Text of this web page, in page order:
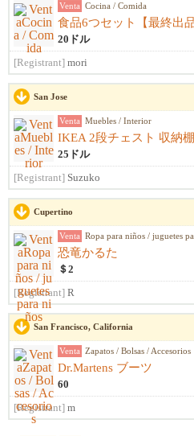
Venta Cocina / Comida
20ドル
[Registrant] mori
San Jose
Venta Muebles / Interior
IKEA 2段チェスト 収納
25ドル
[Registrant] Suzuko
Cupertino
Venta Ropa para niños / juguetes
恐竜かるた
＄2
[Registrant] R
San Francisco, California
Venta Zapatos / Bolsas / Accesorios
Dr.Martens ブーツ
60
[Registrant] m